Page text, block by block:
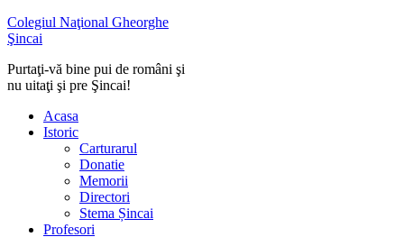
Colegiul Naţional Gheorghe
Şincai
Purtaţi-vă bine pui de români şi
nu uitaţi şi pre Şincai!
Acasa
Istoric
Carturarul
Donatie
Memorii
Directori
Stema Șincai
Profesori